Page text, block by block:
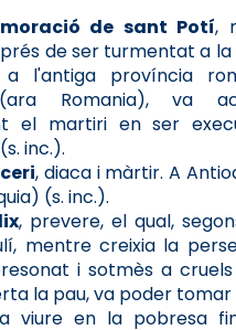
de sant Potí,
de ser turmentat a
a l'antiga província
Romania), va
el martiri en ser
inc.).
, diaca i màrtir. A
(s. inc.).
, prevere, el qual,
mentre creixia la
i sotmès a cruels
la pau, va poder
viure en la pobresa